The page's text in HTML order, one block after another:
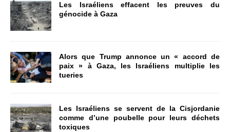
Les Israéliens effacent les preuves du
génocide à Gaza
Alors que Trump annonce un « accord de
paix » à Gaza, les Israéliens multiplie les
tueries
Les Israéliens se servent de la Cisjordanie
comme d’une poubelle pour leurs déchets
toxiques